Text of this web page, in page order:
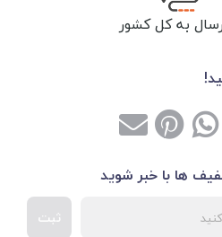
به کل کشور
ها با خبر شوید
ثبت